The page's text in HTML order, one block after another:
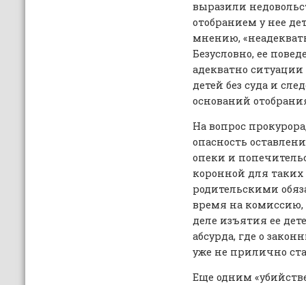
выразили
отобранием у нее
мнению,
Безусловно, ее
адекватно
детей без суда и
оснований
На вопрос
опасность
опеки и
коронной для таких
родительскими
время на комиссию,
деле изъятия ее
абсурда, где о
уже не прилично
Еще одним